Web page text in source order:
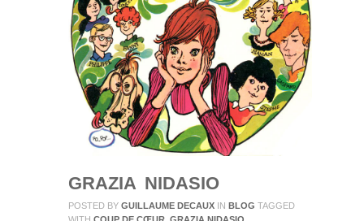
GRAZIA NIDASIO
POSTED BY GUILLAUME DECAUX IN BLOG TAGGED